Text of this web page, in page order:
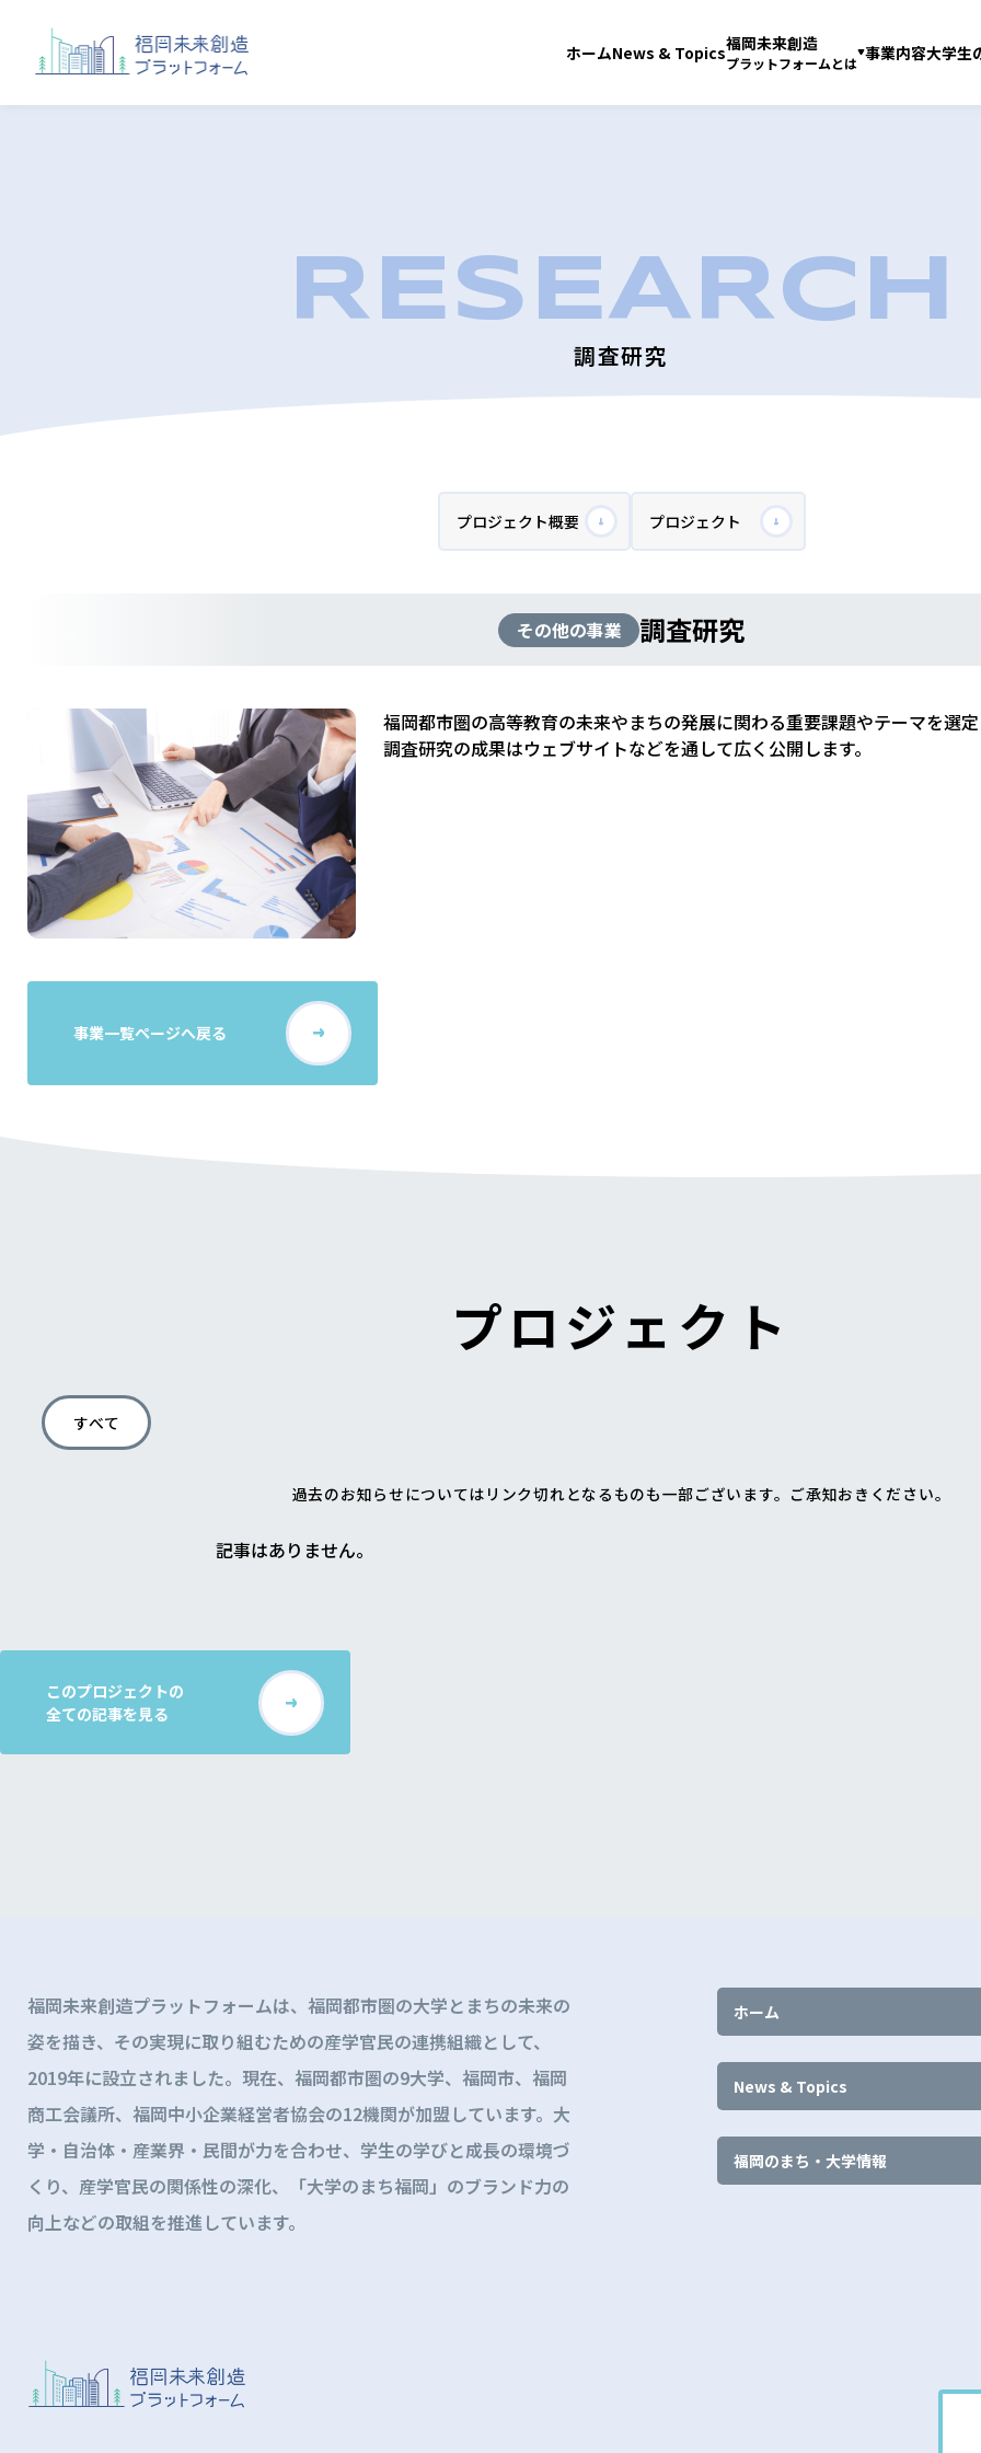
ホームNews & Topics福岡未来創造
プラットフォームとは 事業内容大学生
調査研究
プロジェクト概要 プロジェクト
その他の事業 調査研究
福岡都市圏の高等教育の未来やまちの発展に関わる重要課題やテーマを選
調査研究の成果はウェブサイトなどを通して広く公開します。
事業一覧ページへ戻る
プロジェクト
すべて
過去のお知らせについてはリンク切れとなるものも一部ございます。 ご承知おきください。
記事はありません。
このプロジェクトの
全ての記事を見る
福岡未来創造プラットフォームは、福岡都市圏の大学とまちの未来の
姿を描き、その実現に取り組むための産学官民の連携組織として、
2019年に設立されました。現在、福岡都市圏の9大学、福岡市、福岡
商工会議所、福岡中小企業経営者協会の12機関が加盟しています。大
学・自治体・産業界・民間が力を合わせ、学生の学びと成長の環境づ
くり、産学官民の関係性の深化、「大学のまち福岡」のブランド力の
向上などの取組を推進しています。
ホーム
News & Topics
福岡のまち・大学情報